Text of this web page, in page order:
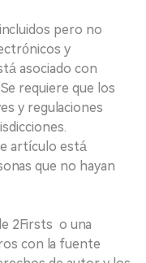
pero no
y
asociado con
requiere que los
y regulaciones
artículo está
que no hayan
2Firsts o una
con la fuente